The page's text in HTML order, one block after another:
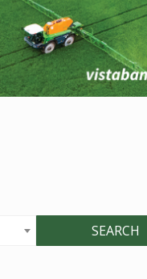
SEARCH